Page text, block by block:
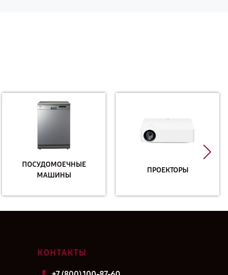
ПОСУДОМОЕЧНЫЕ
МАШИНЫ
ПРОЕКТОРЫ
КОНТАКТЫ